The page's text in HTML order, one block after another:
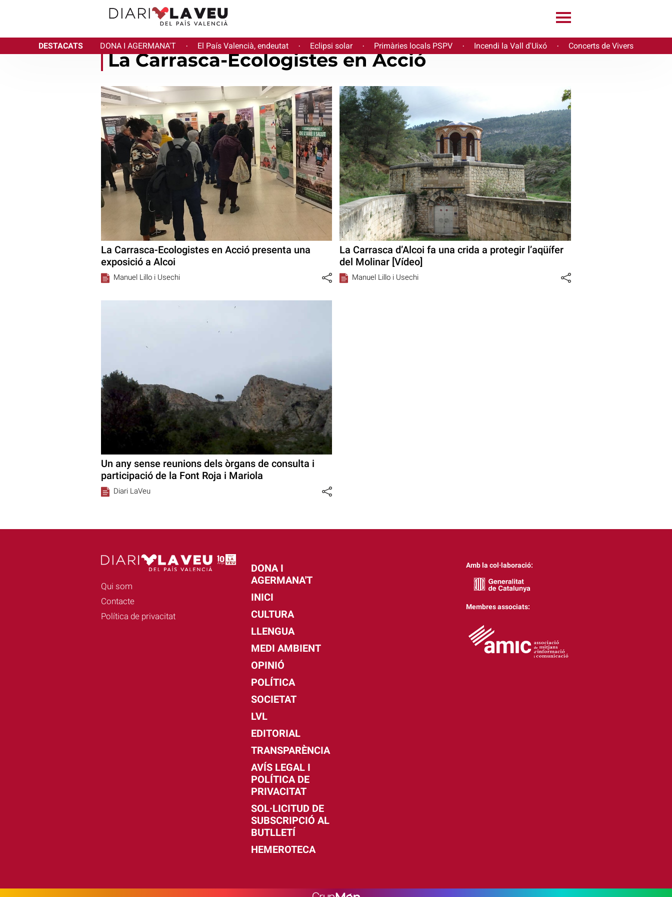
DESTACATS DONA I AGERMANA'T · El País Valencià, endeutat · Eclipsi solar · Primàries locals PSPV · Incendi la Vall d'Uixó · Concerts de Vivers
La Carrasca-Ecologistes en Acció
La Carrasca-Ecologistes en Acció presenta una
exposició a Alcoi
Manuel Lillo i Usechi
La Carrasca d’Alcoi fa una crida a protegir l’aqüífer
del Molinar [Vídeo]
Manuel Lillo i Usechi
Un any sense reunions dels òrgans de consulta i
participació de la Font Roja i Mariola
Diari LaVeu
Qui som
Contacte
Política de privacitat
DONA I
AGERMANA'T
INICI
CULTURA
LLENGUA
MEDI AMBIENT
OPINIÓ
POLÍTICA
SOCIETAT
LVL
EDITORIAL
TRANSPARÈNCIA
AVÍS LEGAL I
POLÍTICA DE
PRIVACITAT
SOL·LICITUD DE
SUBSCRIPCIÓ AL
BUTLLETÍ
HEMEROTECA
Amb la col·laboració:
Membres associats: